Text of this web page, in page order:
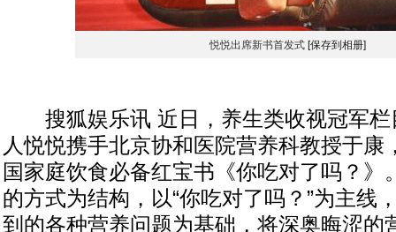
悦悦出席新书首发式 [保存到相册]
搜狐娱乐讯 近日，养生类收视冠军栏
人悦悦携手北京协和医院营养科教授于康
国家庭饮食必备红宝书《你吃对了吗？》
的方式为结构，以“你吃对了吗？”为主线
到的各种营养问题为基础，将深奥晦涩的